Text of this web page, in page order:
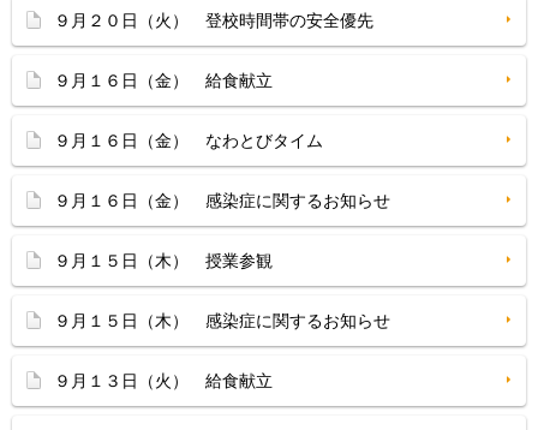
９月２０日（火） 登校時間帯の安全優先
９月１６日（金） 給食献立
９月１６日（金） なわとびタイム
９月１６日（金） 感染症に関するお知らせ
９月１５日（木） 授業参観
９月１５日（木） 感染症に関するお知らせ
９月１３日（火） 給食献立